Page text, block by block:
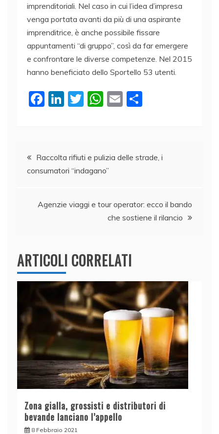
imprenditoriali. Nel caso in cui l’idea d’impresa
venga portata avanti da più di una aspirante
imprenditrice, è anche possibile fissare
appuntamenti “di gruppo”, così da far emergere
e confrontare le diverse competenze. Nel 2015
hanno beneficiato dello Sportello 53 utenti.
F
b
o
k
Li
dI
n
T
W
A
p
E
vi
Navigazione
articoli
Raccolta rifiuti e pulizia delle strade, i
consumatori “indagano”
Agenzie viaggi e tour operator: ecco il bando
che sostiene il rilancio
ARTICOLI CORRELATI
Zona gialla, grossisti e distributori di
bevande lanciano l’appello
8 Febbraio 2021